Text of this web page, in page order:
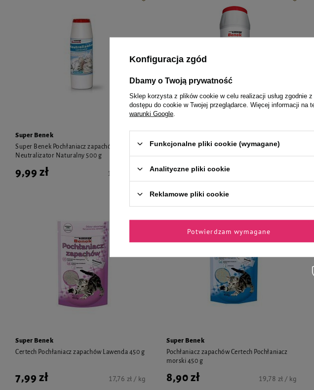
Super Benek
Super Benek Pochłaniacz zapachów
Neutralizator Naturalny 500 g
9,99 zł 19,98 zł / kg
Super Benek Neutralizator zapachów bakterio i
9,99 zł
Super Benek
Certech Pochłaniacz zapachów Lawenda 450 g
7,99 zł 17,76 zł / kg
Super Benek
Pochłaniacz zapachów Certech Pochłaniacz
morski 450 g
8,90 zł 19,78 zł / kg
Konfiguracja zgód
Dbamy o Twoją prywatność
Sklep korzysta z plików cookie w celu realizacji usług zgodnie z
dostępu do cookie w Twojej przeglądarce. Więcej informacji
warunki Google
Funkcjonalne pliki cookie (wymagane)
Analityczne pliki cookie
Reklamowe pliki cookie
Potwierdzam wymagane